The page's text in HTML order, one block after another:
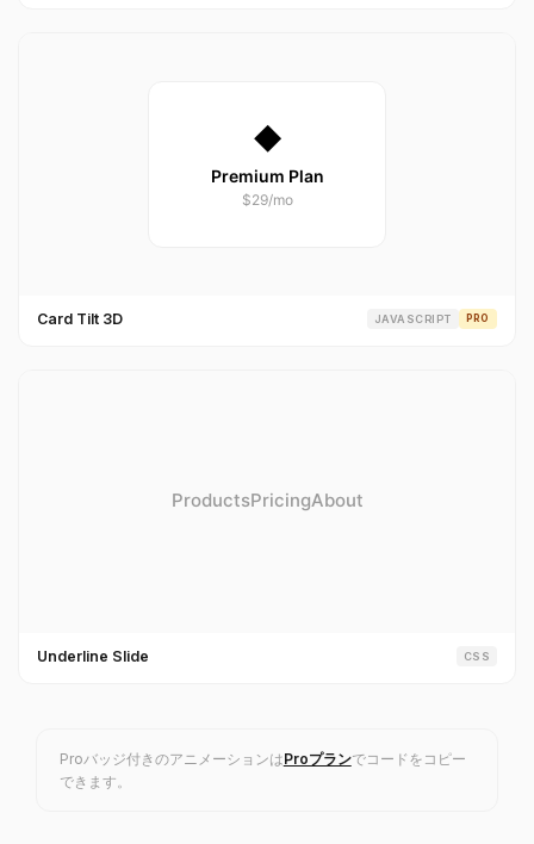
Card Tilt 3D JAVASCRIPT PRO
Underline Slide CSS
Proバッジ付きのアニメーションはProプランでコードをコピー
できます。